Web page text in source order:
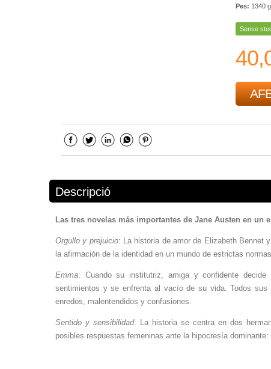
Pes: 1340
Sense
Descripció
Las tres novelas más importantes de Jane Austen en un
Orgullo y prejuicio: La historia de amor de Elizabeth Bennet
la afirmación de la identidad en un mundo de estrictas
Emma: Cuando su institutriz, amiga y confidente decide
sentimientos y se enfrenta al vacío de su vida. Todos sus
enredos, malentendidos y confusiones.
Sentido y sensibilidad: La historia se centra en dos
posibles respuestas femeninas ante la hipocresía